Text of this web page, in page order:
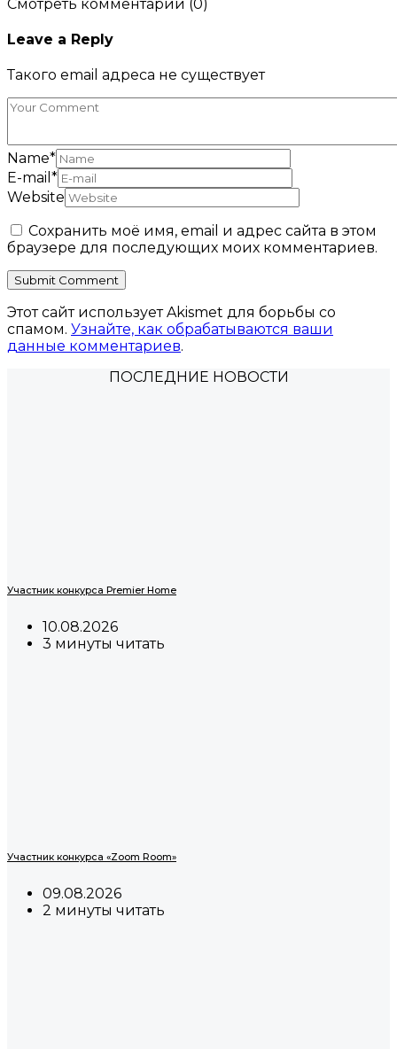
Смотреть комментарии (0)
Leave a Reply
Такого email адреса не существует
Name*
E-mail *
Website
Сохранить моё имя, email и адрес сайта в этом
браузере для последующих моих комментариев.
Этот сайт использует Akismet для борьбы со
спамом. Узнайте, как обрабатываются ваши
данные комментариев.
ПОСЛЕДНИЕ НОВОСТИ
Участник конкурса Premier Home
10.08.2026
3 минуты читать
Участник конкурса «Zoom Room»
09.08.2026
2 минуты читать